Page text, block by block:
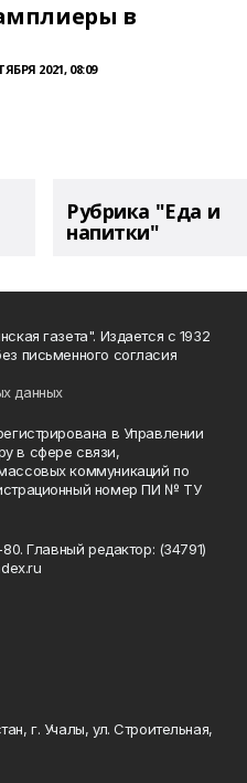
в
2021, 08:09
Рубрика "Еда и
напитки"
газета". Издается с 1932
письменного согласия
данных
в Управлении
в сфере связи,
коммуникаций по
номер ПИ № ТУ
Главный редактор: (34791)
г. Учалы, ул. Строительная,